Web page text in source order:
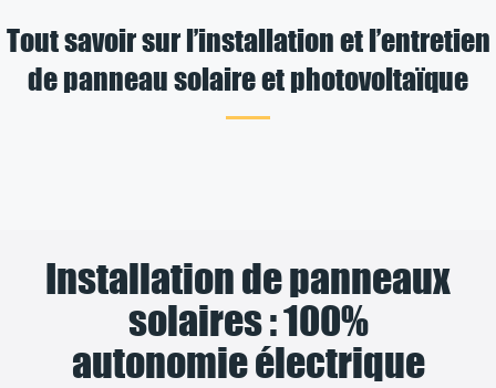
Tout savoir sur l’installation et l’entretien
de panneau solaire et photovoltaïque
Installation de panneaux
solaires : 100%
autonomie électrique